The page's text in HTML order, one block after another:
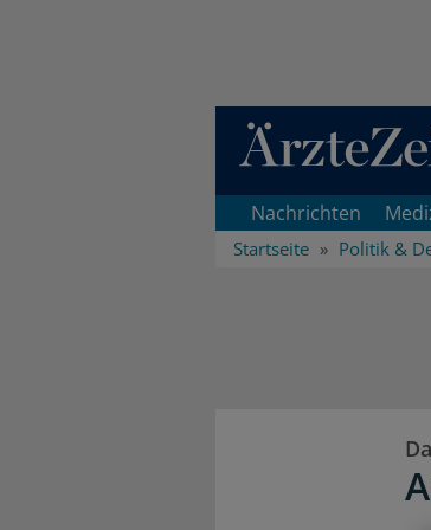
Direkt zum Inhaltsbereich
Nachrichten
Startseite Politik &